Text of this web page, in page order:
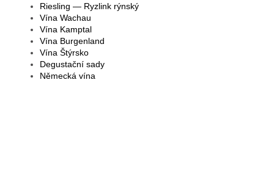
Riesling — Ryzlink rýnský
Vína Wachau
Vína Kamptal
Vína Burgenland
Vína Štýrsko
Degustační sady
Německá vína